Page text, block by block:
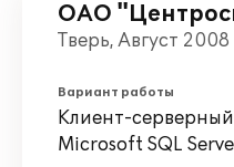
ОАО
Тверь, Август 2008
Вариант работы
Клиент-
Microsoft SQL